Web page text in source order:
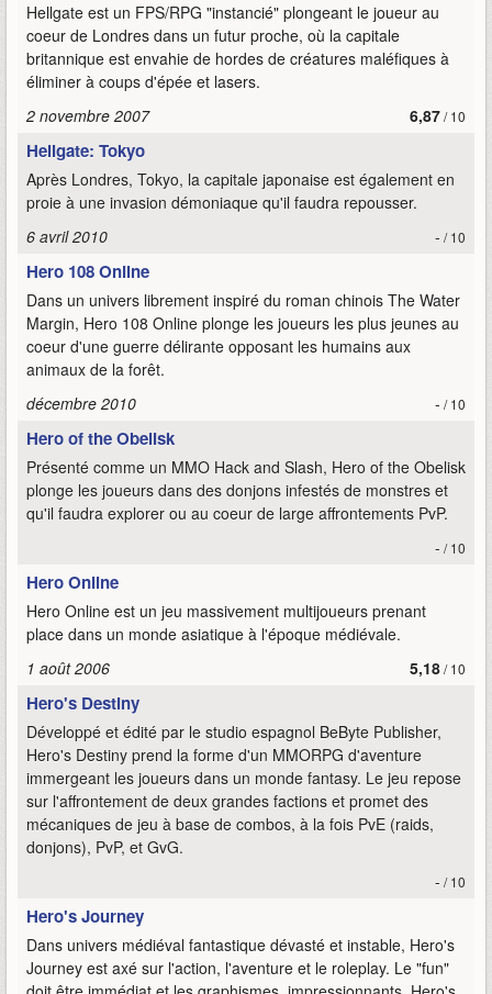
Hellgate est un FPS/RPG "instancié" plongeant le joueur au
coeur de Londres dans un futur proche, où la capitale
britannique est envahie de hordes de créatures maléfiques à
éliminer à coups d'épée et lasers.
2 novembre 2007
6,87/ 10
Hellgate: Tokyo
Après Londres, Tokyo, la capitale japonaise est également en
proie à une invasion démoniaque qu'il faudra repousser.
6 avril 2010
- / 10
Hero 108 Online
Dans un univers librement inspiré du roman chinois The Water
Margin, Hero 108 Online plonge les joueurs les plus jeunes au
coeur d'une guerre délirante opposant les humains aux
animaux de la forêt.
décembre 2010
- / 10
Hero of the Obelisk
Présenté comme un MMO Hack and Slash, Hero of the Obelisk
plonge les joueurs dans des donjons infestés de monstres et
qu'il faudra explorer ou au coeur de large affrontements PvP.
- / 10
Hero Online
Hero Online est un jeu massivement multijoueurs prenant
place dans un monde asiatique à l'époque médiévale.
1 août 2006
5,18/ 10
Hero's Destiny
Développé et édité par le studio espagnol BeByte Publisher,
Hero's Destiny prend la forme d'un MMORPG d'aventure
immergeant les joueurs dans un monde fantasy. Le jeu repose
sur l'affrontement de deux grandes factions et promet des
mécaniques de jeu à base de combos, à la fois PvE (raids,
donjons), PvP, et GvG.
- / 10
Hero's Journey
Dans univers médiéval fantastique dévasté et instable, Hero's
Journey est axé sur l'action, l'aventure et le roleplay. Le "fun"